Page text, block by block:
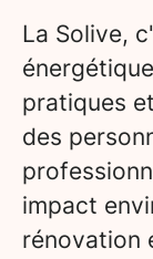
La Solive,
pratiques
des
impact
rénovation